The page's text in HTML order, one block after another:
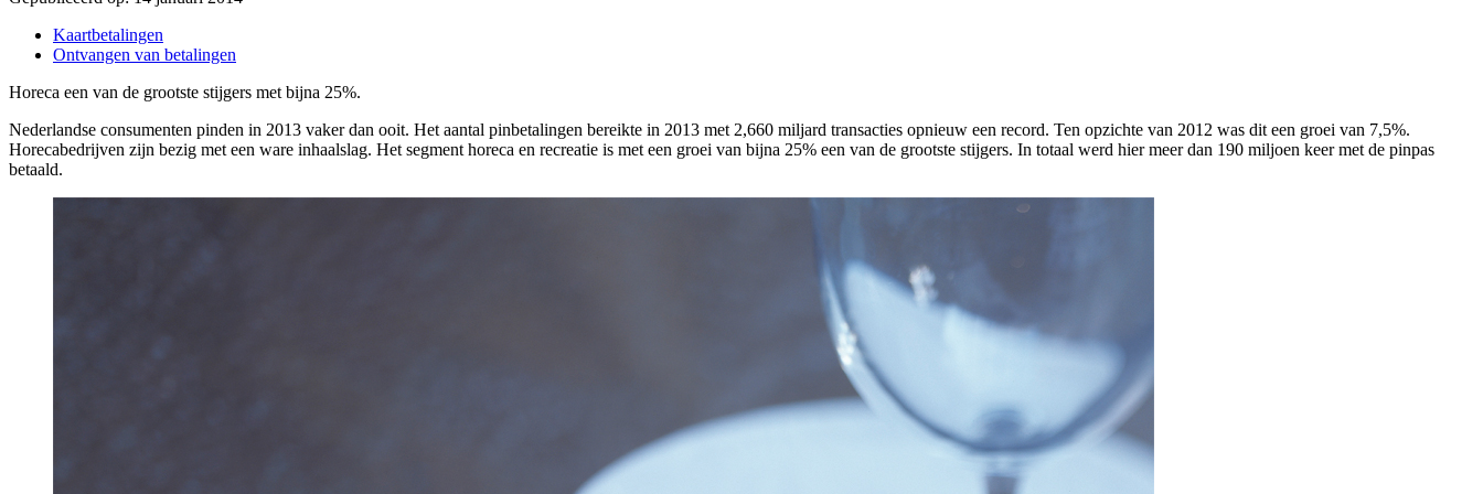
Kaartbetalingen
Ontvangen van betalingen
Horeca een van de grootste stijgers met bijna 25%.
Nederlandse consumenten pinden in 2013 vaker dan ooit. Het aantal pinbetalingen bereikte in 2013 met 2,660 miljard transacties opnieuw een record. Ten opzichte van 2012 was dit een groei van 7,5%.
Horecabedrijven zijn bezig met een ware inhaalslag. Het segment horeca en recreatie is met een groei van bijna 25% een van de grootste stijgers. In totaal werd hier meer dan 190 miljoen keer met de pinpas
betaald.